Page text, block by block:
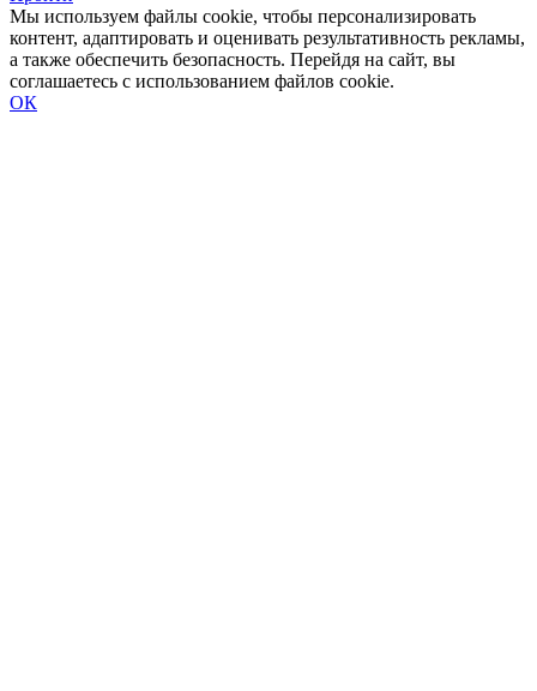
Мы используем файлы cookie, чтобы персонализировать
контент, адаптировать и оценивать результативность рекламы,
а также обеспечить безопасность. Перейдя на сайт, вы
соглашаетесь с использованием файлов cookie.
ОК